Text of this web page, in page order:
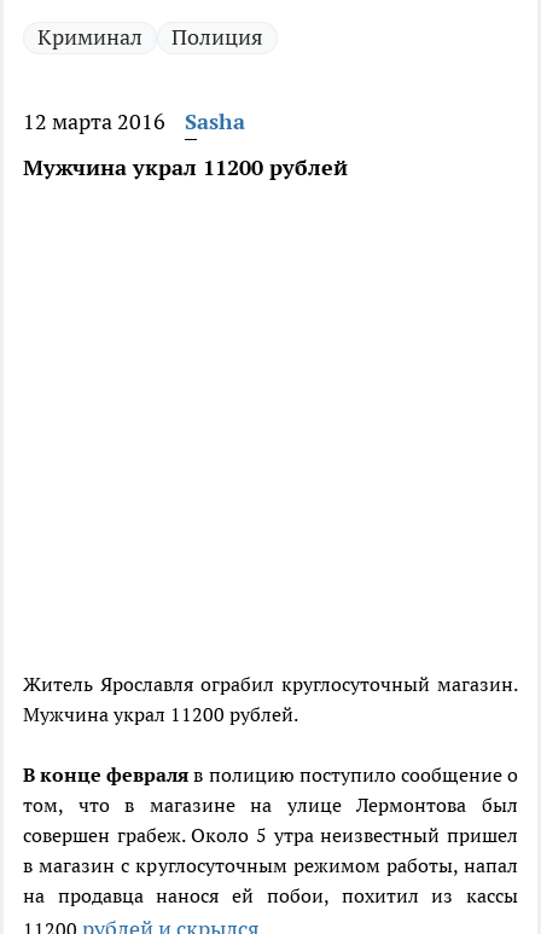
Криминал Полиция
12 марта 2016
Sasha
Мужчина украл 11200 рублей
Житель Ярославля ограбил круглосуточный магазин.
Мужчина украл 11200 рублей.
В конце февраля в полицию поступило сообщение о
том, что в магазине на улице Лермонтова был
совершен грабеж. Около 5 утра неизвестный пришел
в магазин с круглосуточным режимом работы, напал
на продавца нанося ей побои, похитил из кассы